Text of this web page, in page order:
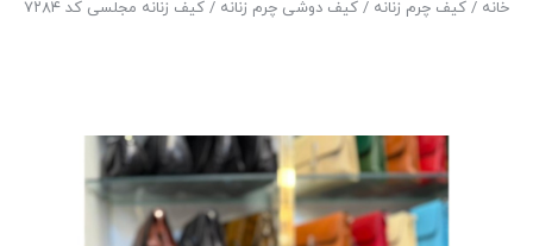
خانه / کیف چرم زنانه / کیف دوشی چرم زنانه / کیف زنانه مجلسی کد ۷۲۸۴